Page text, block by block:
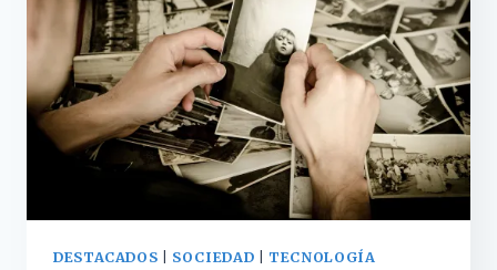
DISPOSITIVOS
TECNOLÓGICOS
EN
LOS
ADOLESCENTES?
¿QUÉ
SABEMOS
HASTA
AHORA?
DESTACADOS SOCIEDAD TECNOLOGÍA